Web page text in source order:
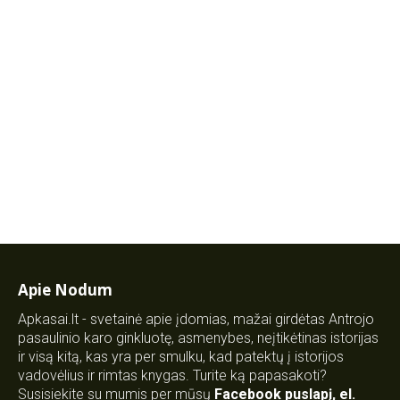
Apie Nodum
Apkasai.lt - svetainė apie įdomias, mažai girdėtas Antrojo
pasaulinio karo ginkluotę, asmenybes, neįtikėtinas istorijas
ir visą kitą, kas yra per smulku, kad patektų į istorijos
vadovėlius ir rimtas knygas. Turite ką papasakoti?
Susisiekite su mumis per mūsų Facebook puslapį, el.